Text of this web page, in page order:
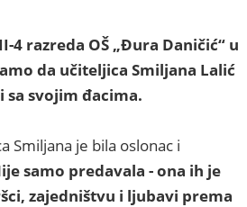
razreda OŠ „Đura Daničić“ u
da učiteljica Smiljana Lalić
sa svojim đacima.
Smiljana je bila oslonac i
samo predavala - ona ih je
zajedništvu i ljubavi prema